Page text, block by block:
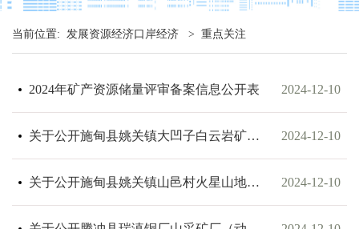
当前位置: 发展资源经济口岸经济 > 重点关注
2024年矿产资源储量评审备案信息公开表 2024-12-10
关于公开施甸县姚关镇大凹子白云岩矿采矿权出让收益评估报告的公告 2024-12-10
关于公开施甸县姚关镇山邑村火星山地热等3个采矿权出让收益起始价计算报告的公告 2024-12-10